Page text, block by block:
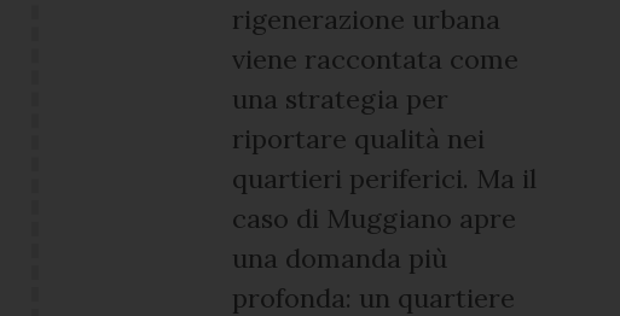
rigenerazione urbana
viene raccontata come
una strategia per
riportare qualità nei
quartieri periferici. Ma il
caso di Muggiano apre
una domanda più
profonda: un quartiere